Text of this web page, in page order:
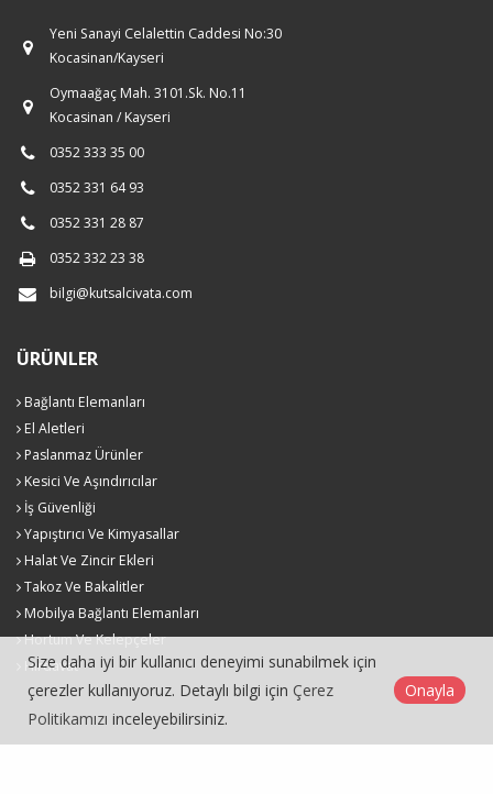
Yeni Sanayi Celalettin Caddesi No:30
Kocasinan/Kayseri
Oymaağaç Mah. 3101.Sk. No.11
Kocasinan / Kayseri
0352 333 35 00
0352 331 64 93
0352 331 28 87
0352 332 23 38
bilgi@kutsalcivata.com
ÜRÜNLER
Bağlantı Elemanları
El Aletleri
Paslanmaz Ürünler
Kesici Ve Aşındırıcılar
İş Güvenliği
Yapıştırıcı Ve Kimyasallar
Halat Ve Zincir Ekleri
Takoz Ve Bakalitler
Mobilya Bağlantı Elemanları
Hortum Ve Kelepçeler
Hırdavat
Size daha iyi bir kullanıcı deneyimi sunabilmek için
çerezler kullanıyoruz. Detaylı bilgi için Çerez
Politikamızı inceleyebilirsiniz.
Onayla